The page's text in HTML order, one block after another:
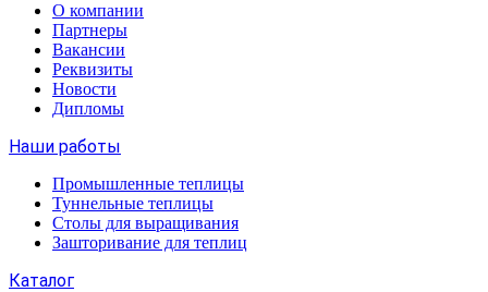
О компании
Партнеры
Вакансии
Реквизиты
Новости
Дипломы
Наши работы
Промышленные теплицы
Туннельные теплицы
Столы для выращивания
Зашторивание для теплиц
Каталог